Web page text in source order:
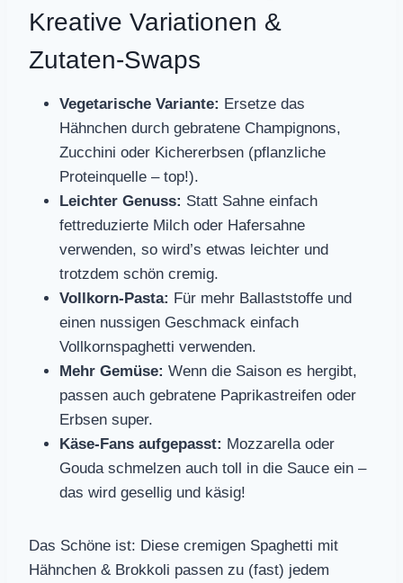
Kreative Variationen &
Zutaten-Swaps
Vegetarische Variante: Ersetze das
Hähnchen durch gebratene Champignons,
Zucchini oder Kichererbsen (pflanzliche
Proteinquelle – top!).
Leichter Genuss: Statt Sahne einfach
fettreduzierte Milch oder Hafersahne
verwenden, so wird’s etwas leichter und
trotzdem schön cremig.
Vollkorn-Pasta: Für mehr Ballaststoffe und
einen nussigen Geschmack einfach
Vollkornspaghetti verwenden.
Mehr Gemüse: Wenn die Saison es hergibt,
passen auch gebratene Paprikastreifen oder
Erbsen super.
Käse-Fans aufgepasst: Mozzarella oder
Gouda schmelzen auch toll in die Sauce ein –
das wird gesellig und käsig!
Das Schöne ist: Diese cremigen Spaghetti mit
Hähnchen & Brokkoli passen zu (fast) jedem